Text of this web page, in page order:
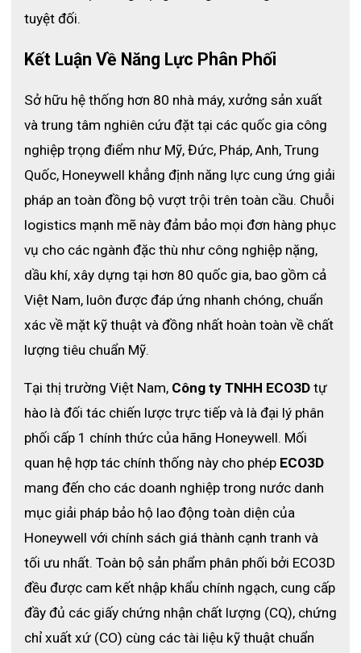
Nếu quý khách có nhu cầu về thời gian thuê lâu hơn hoặc mua
0983330380_Mrs.Dũng
- Chưa bao gồm chi phí vận chuyển
- Đối với SCBA cho thuê, sản phẩm sau khi trả phải còn
nguyên trạng như lúc bàn giao, trường hợp hư hỏng khách hàng
phải bồi thường 100% giá trị
- Phí đặt cọc với bình SCBA 30 triệu/ bộ
=> Tìm hiểu thêm về chi tiết bộ sản phẩm bình trợ thở SCBA tại
https://eco3d.vn/san-pham/bo-scba-t8000-co-thiet-bi-tro-
tho-binh-68l-300bar-SCBA805MLKT
tuyệt đối.
Kết Luận Về Năng Lực Phân Phối
Sở hữu hệ thống hơn 80 nhà máy, xưởng sản xuất
và trung tâm nghiên cứu đặt tại các quốc gia công
nghiệp trọng điểm như Mỹ, Đức, Pháp, Anh, Trung
Quốc, Honeywell khẳng định năng lực cung ứng giải
pháp an toàn đồng bộ vượt trội trên toàn cầu. Chuỗi
logistics mạnh mẽ này đảm bảo mọi đơn hàng phục
vụ cho các ngành đặc thù như công nghiệp nặng,
dầu khí, xây dựng tại hơn 80 quốc gia, bao gồm cả
Việt Nam, luôn được đáp ứng nhanh chóng, chuẩn
xác về mặt kỹ thuật và đồng nhất hoàn toàn về chất
lượng tiêu chuẩn Mỹ.
Tại thị trường Việt Nam, Công ty TNHH ECO3D tự
hào là đối tác chiến lược trực tiếp và là đại lý phân
phối cấp 1 chính thức của hãng Honeywell. Mối
quan hệ hợp tác chính thống này cho phép ECO3D
mang đến cho các doanh nghiệp trong nước danh
mục giải pháp bảo hộ lao động toàn diện của
Honeywell với chính sách giá thành cạnh tranh và
tối ưu nhất. Toàn bộ sản phẩm phân phối bởi ECO3D
đều được cam kết nhập khẩu chính ngạch, cung cấp
đầy đủ các giấy chứng nhận chất lượng (CQ), chứng
chỉ xuất xứ (CO) cùng các tài liệu kỹ thuật chuẩn